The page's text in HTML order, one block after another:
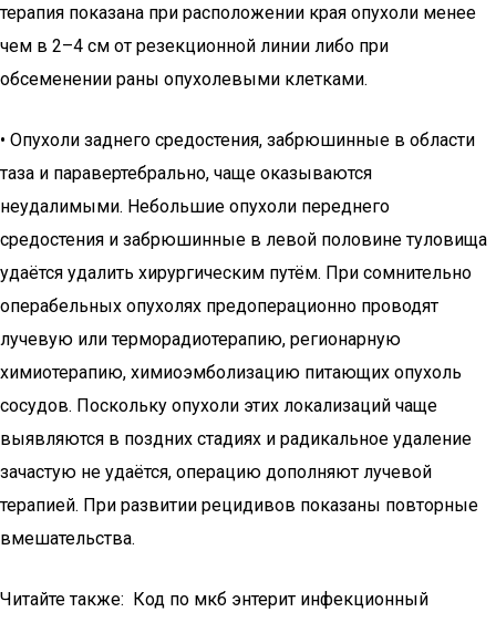
терапия показана при расположении края опухоли менее
чем в 2–4 см от резекционной линии либо при
обсеменении раны опухолевыми клетками.
• Опухоли заднего средостения, забрюшинные в области
таза и паравертебрально, чаще оказываются
неудалимыми. Небольшие опухоли переднего
средостения и забрюшинные в левой половине туловища
удаётся удалить хирургическим путём. При сомнительно
операбельных опухолях предоперационно проводят
лучевую или терморадиотерапию, регионарную
химиотерапию, химиоэмболизацию питающих опухоль
сосудов. Поскольку опухоли этих локализаций чаще
выявляются в поздних стадиях и радикальное удаление
зачастую не удаётся, операцию дополняют лучевой
терапией. При развитии рецидивов показаны повторные
вмешательства.
Читайте также: Код по мкб энтерит инфекционный